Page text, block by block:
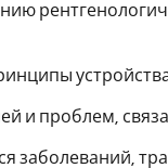
и проблем,
заболеваний,